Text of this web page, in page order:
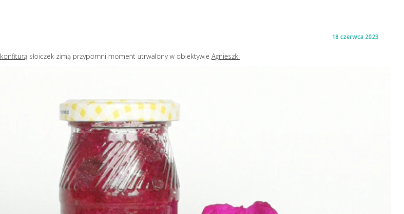
18 czerwca 2023
konfiturąsłoiczek zimą przypomni moment utrwalony w obiektywie Agnieszki